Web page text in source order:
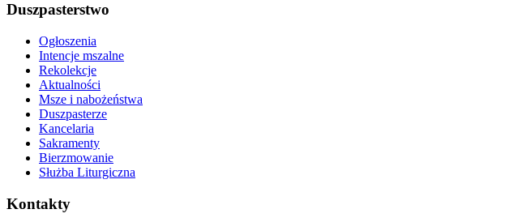
Duszpasterstwo
Ogłoszenia
Intencje mszalne
Rekolekcje
Aktualności
Msze i nabożeństwa
Duszpasterze
Kancelaria
Sakramenty
Bierzmowanie
Służba Liturgiczna
Kontakty